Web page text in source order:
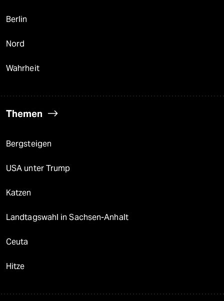
Berlin
Nord
Wahrheit
Themen
Bergsteigen
USA unter Trump
Katzen
Landtagswahl in Sachsen-Anhalt
Ceuta
Hitze